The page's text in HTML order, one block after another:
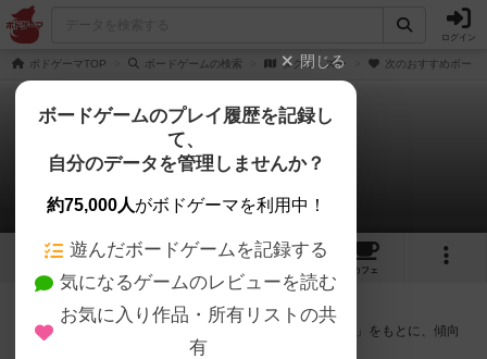
ログイン
ボドゲーマTOP ボードゲームの検索 タクミ・ズー 次のおすすめボード
タクミ・ズー
次のおすすめボードゲーム
4 11
カフェ
『タクミ・ズー』が好きな方へのおすすめ
このゲームのトップページで投票された「プレイ感の評価」をもとに、傾向
が近いボードゲームをランキング形式で紹介します。
閉じる
ボードゲームのプレイ履歴を記録し
て、
自分のデータを管理しませんか？
約75,000人がボドゲーマを利用中！
遊んだボードゲームを記録する
気になるゲームのレビューを読む
お気に入り作品・所有リストの共
有